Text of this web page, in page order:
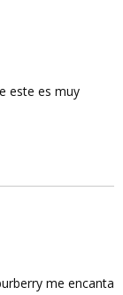
este es muy
me encanta